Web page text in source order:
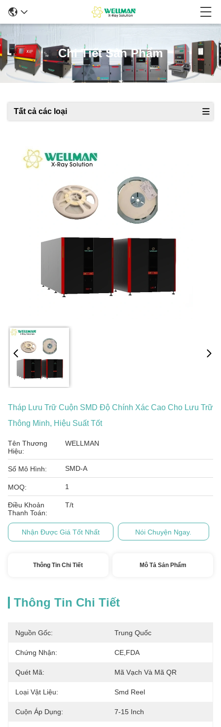
Chi Tiết Sản Phẩm
Tất cả các loại
Tháp Lưu Trữ Cuộn SMD Độ Chính Xác Cao Cho Lưu Trữ
Thông Minh, Hiệu Suất Tốt
Tên Thương
Hiệu:
WELLMAN
Số Mô Hình: SMD-A
MOQ: 1
Điều Khoản
Thanh Toán:
T/t
Nhận Được Giá Tốt Nhất Nói Chuyện Ngay.
Thông Tin Chi Tiết Mô Tả Sản Phẩm
Thông Tin Chi Tiết
Nguồn Gốc: Trung Quốc
Chứng Nhận: CE,FDA
Quét Mã: Mã Vạch Và Mã QR
Loại Vật Liệu: Smd Reel
Cuộn Áp Dụng: 7-15 Inch​